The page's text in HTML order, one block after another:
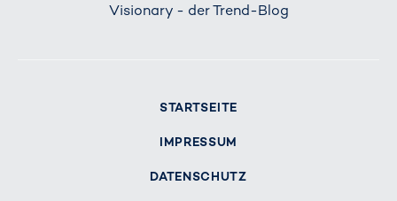
Visionary - der Trend-Blog
STARTSEITE
IMPRESSUM
DATENSCHUTZ